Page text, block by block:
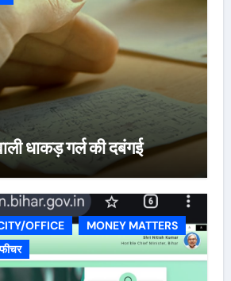
धाकड़ गर्ल की दबंगई
OFFICE
MONEY MATTERS